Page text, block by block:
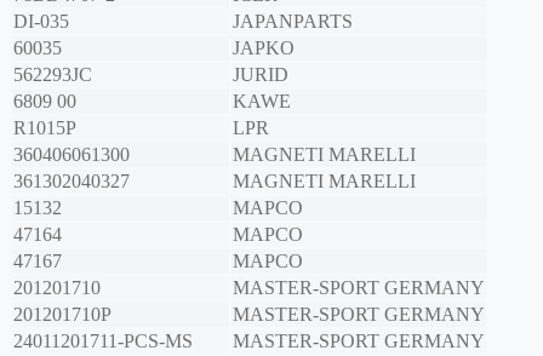
DI-035
JAPANPARTS
60035
JAPKO
562293JC
JURID
6809 00
KAWE
R1015P
LPR
360406061300
MAGNETI MARELLI
361302040327
MAGNETI MARELLI
15132
MAPCO
47164
MAPCO
47167
MAPCO
201201710
MASTER-SPORT GERMANY
201201710P
MASTER-SPORT GERMANY
24011201711-PCS-MS
MASTER-SPORT GERMANY